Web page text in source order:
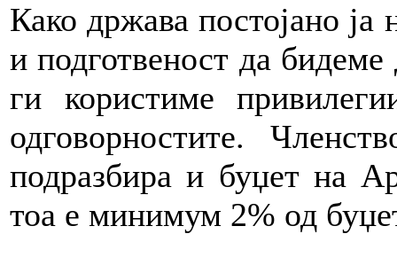
Како држава постојано ја
и подготвеност да
ги користиме
одговорностите.
подразбира и буџет на
тоа е минимум 2% од